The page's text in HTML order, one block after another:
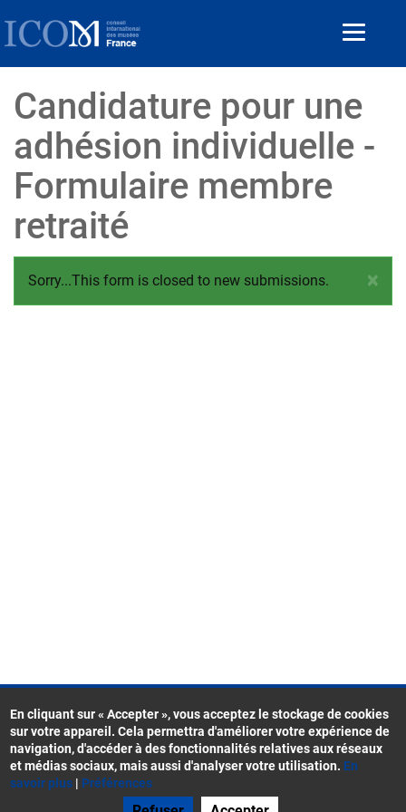
au
contenu
principal
Toggle
Candidature pour une
adhésion individuelle -
Formulaire membre
retraité
×
Message
d'état
Sorry...This form is closed to new submissions.
Menu
Pied
Contacts
CGU
Mentions légales
En cliquant sur « Accepter », vous acceptez le stockage de cookies
sur votre appareil. Cela permettra d'améliorer votre expérience de
navigation, d'accéder à des fonctionnalités relatives aux réseaux
et médias sociaux, mais aussi d'analyser votre utilisation. En
savoir plus | Préférences